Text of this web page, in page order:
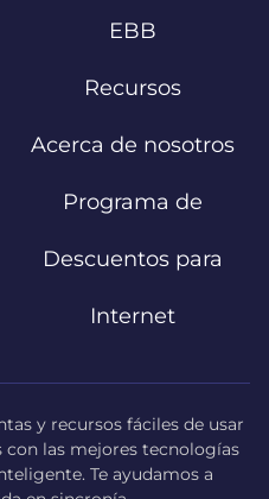
EBB
Recursos
Acerca de nosotros
Programa de
Descuentos para
Internet
y recursos fáciles de usar
con las mejores tecnologías
Te ayudamos a